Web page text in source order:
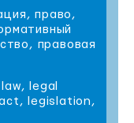
право,
правовая
legal
legislation,